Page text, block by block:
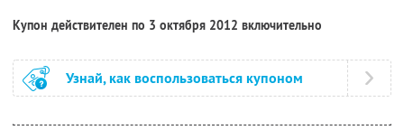
Купон действителен по 3 октября 2012 включительно
Узнай, как воспользоваться купоном